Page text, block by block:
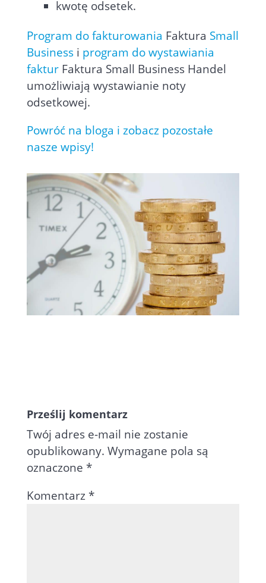
kwotę odsetek.
Program do fakturowania Faktura Small
Businessi program do wystawiania
fakturFaktura Small Business Handel
umożliwiają wystawianie noty
odsetkowej.
Powróć na bloga i zobacz pozostałe
nasze wpisy!
Prześlij komentarz
Twój adres e-mail nie zostanie
opublikowany. Wymagane pola są
oznaczone *
Komentarz *